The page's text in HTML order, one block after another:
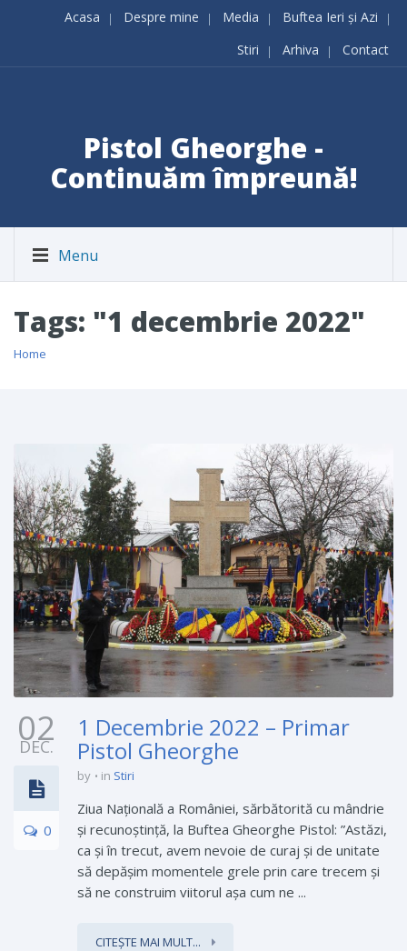
Acasa Despre mine Media
Buftea Ieri și Azi
Stiri
Arhiva Contact
Pistol Gheorghe -
Continuăm împreună!
Menu
Tags: "1 decembrie 2022"
Home
02
DEC.
0
1 Decembrie 2022 – Primar
Pistol Gheorghe
by in Stiri
Ziua Națională a României, sărbătorită cu mândrie
și recunoștință, la Buftea Gheorghe Pistol: ”Astăzi,
ca și în trecut, avem nevoie de curaj și de unitate
să depășim momentele grele prin care trecem și
să ne construim viitorul așa cum ne ...
CITEȘTE MAI MULT...